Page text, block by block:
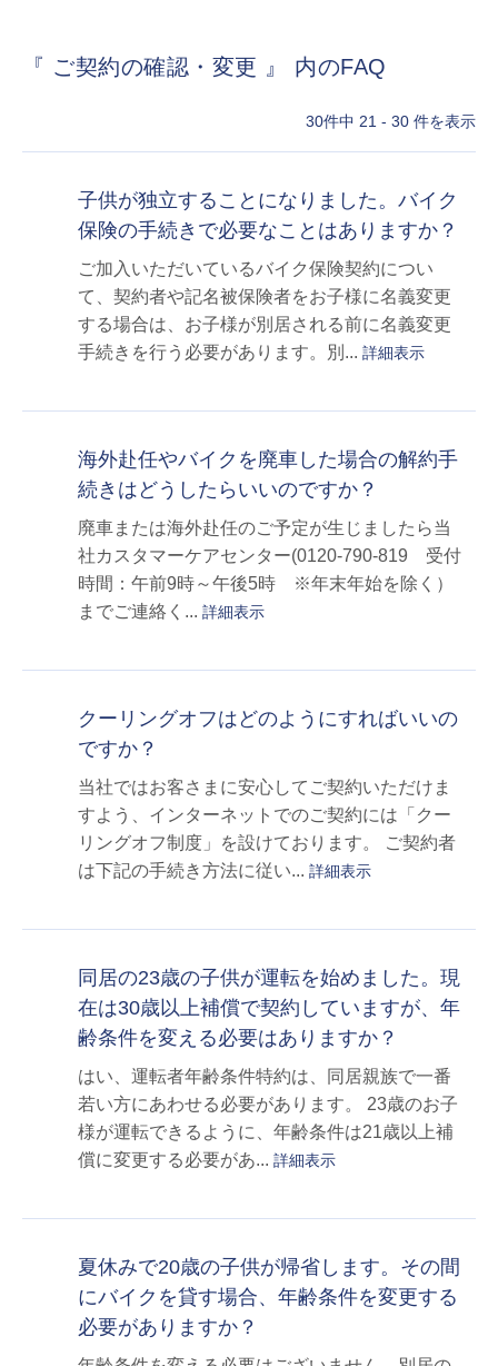
『 ご契約の確認・変更 』 内のFAQ
30件中 21 - 30 件を表示
子供が独立することになりました。バイク
保険の手続きで必要なことはありますか？
ご加入いただいているバイク保険契約につい
て、契約者や記名被保険者をお子様に名義変更
する場合は、お子様が別居される前に名義変更
手続きを行う必要があります。別... 詳細表示
海外赴任やバイクを廃車した場合の解約手
続きはどうしたらいいのですか？
廃車または海外赴任のご予定が生じましたら当
社カスタマーケアセンター(0120-790-819 受付
時間：午前9時～午後5時 ※年末年始を除く）
までご連絡く... 詳細表示
クーリングオフはどのようにすればいいの
ですか？
当社ではお客さまに安心してご契約いただけま
すよう、インターネットでのご契約には「クー
リングオフ制度」を設けております。 ご契約者
は下記の手続き方法に従い... 詳細表示
同居の23歳の子供が運転を始めました。現
在は30歳以上補償で契約していますが、年
齢条件を変える必要はありますか？
はい、運転者年齢条件特約は、同居親族で一番
若い方にあわせる必要があります。 23歳のお子
様が運転できるように、年齢条件は21歳以上補
償に変更する必要があ... 詳細表示
夏休みで20歳の子供が帰省します。その間
にバイクを貸す場合、年齢条件を変更する
必要がありますか？